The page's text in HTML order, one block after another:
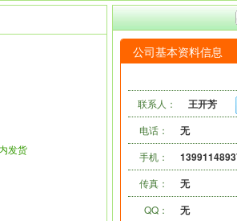
发货
公司基本资料信息
联系人： 王开芳
电话： 无
手机：
传真： 无
QQ： 无